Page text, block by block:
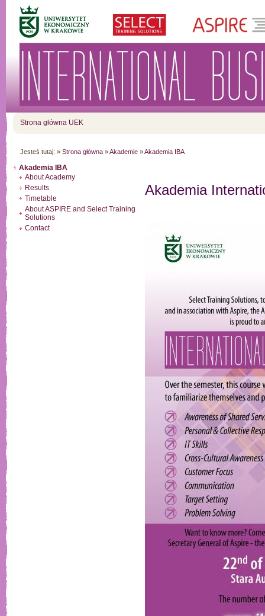
Strona główna UEK
Jesteś tutaj: » Strona główna »Akademie »Akademia IBA
Akademia IBA
About Academy
Results
Timetable
About ASPIRE and Select Training
Solutions
Contact
Akademia